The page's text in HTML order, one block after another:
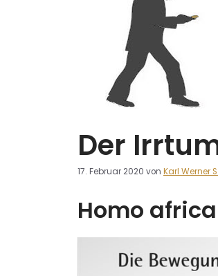
Der
17. Februar 2020 von Karl Werner
Homo